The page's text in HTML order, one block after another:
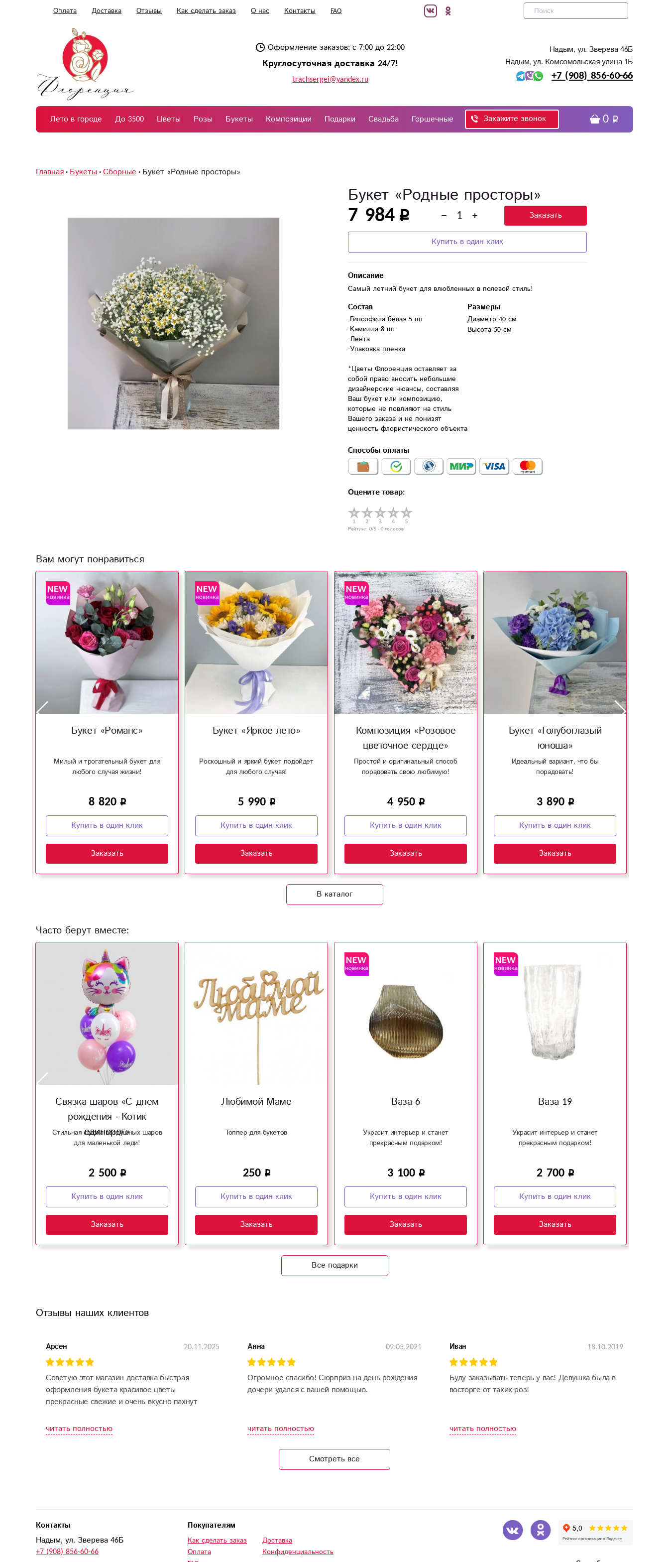
Оплата Доставка Отзывы Как сделать заказ О нас Контакты FAQ
Оформление заказов: с 7:00 до 22:00
Круглосуточная доставка 24/7!
trachsergei@yandex.ru
Надым, ул. Зверева 46Б
Надым, ул. Комсомольская улица 1Б
+7 (908) 856-60-66
Лето в городе До 3500 Цветы Розы Букеты Композиции Подарки Свадьба Горшечные Закажите звонок 0
Главная Букеты Сборные Букет «Родные просторы»
Букет «Родные просторы»
7 984 Заказать
Купить в один клик
Описание
Самый летний букет для влюбленных в полевой стиль!
Состав
-Гипсофила белая 5 шт
-Камилла 8 шт
-Лента
-Упаковка пленка
*Цветы Флоренция оставляет за
собой право вносить небольшие
дизайнерские нюансы, составляя
Ваш букет или композицию,
которые не повлияют на стиль
Вашего заказа и не понизят
ценность флористического объекта
Размеры
Диаметр 40 см
Высота 50 см
Способы оплаты
Оцените товар:
Рейтинг: 0/5 - 0 голосов
Вам могут понравиться
Букет «Романс»
Милый и трогательный букет для
любого случая жизни!
8 820
Купить в один клик
Заказать
Букет «Яркое лето»
Роскошный и яркий букет подойдет
для любого случая!
5 990
Купить в один клик
Заказать
Композиция «Розовое
цветочное сердце»
Простой и оригинальный способ
порадовать свою любимую!
4 950
Купить в один клик
Заказать
Букет «Голубоглазый
юноша»
Идеальный вариант, что бы
порадовать!
3 890
Купить в один клик
Заказать
В каталог
Часто берут вместе:
Связка шаров «С днем
рождения - Котик
единорог»
Стильная связка воздушных шаров
для маленькой леди!
2 500
Купить в один клик
Заказать
Любимой Маме
Топпер для букетов
250
Купить в один клик
Заказать
Ваза 6
Украсит интерьер и станет
прекрасным подарком!
3 100
Купить в один клик
Заказать
Ваза 19
Украсит интерьер и станет
прекрасным подарком!
2 700
Купить в один клик
Заказать
Все подарки
Отзывы наших клиентов
Арсен 20.11.2025
Советую этот магазин доставка быстрая
оформления букета красивое цветы
прекрасные свежие и очень вкусно пахнут
читать полностью
Анна 09.05.2021
Огромное спасибо! Сюрприз на день рождения
дочери удался с вашей помощью.
читать полностью
Иван 18.10.2019
Буду заказывать теперь у вас! Девушка была в
восторге от таких роз!
читать полностью
Смотреть все
Контакты
Надым, ул. Зверева 46Б
+7 (908) 856-60-66
Покупателям
Как сделать заказ
Оплата
Доставка
Конфиденциальность